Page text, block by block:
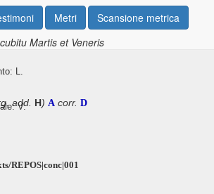
Metri
Scansione metrica
Martis et Veneris
L.
V.
REPOS|conc|001
add. H) A corr. D